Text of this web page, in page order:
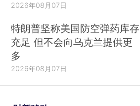
2026年08月07日
特朗普坚称美国防空弹药库存
充足 但不会向乌克兰提供更
多
2026年08月07日